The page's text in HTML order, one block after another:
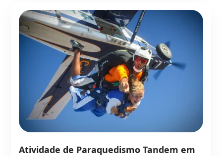
Atividade de Paraquedismo Tandem em